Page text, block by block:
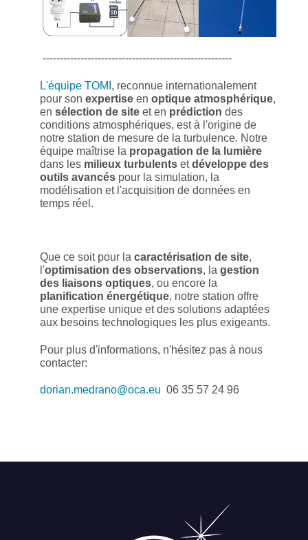
-------------------------------------------------------
L'équipe TOMI , reconnue internationalement
pour son expertise en optique atmosphérique,
en sélection de site et en prédiction des
conditions atmosphériques, est à l'origine de
notre station de mesure de la turbulence. Notre
équipe maîtrise la propagation de la lumière
dans les milieux turbulents etdéveloppe des
outils avancés pour la simulation, la
modélisation et l'acquisition de données en
temps réel.
Que ce soit pour la caractérisation de site,
l'optimisation des observations, la gestion
des liaisons optiques, ou encore la
planification énergétique, notre station offre
une expertise unique et des solutions adaptées
aux besoins technologiques les plus exigeants.
Pour plus d'informations, n'hésitez pas à nous
contacter:
dorian.medrano@oca.eu 06 35 57 24 96